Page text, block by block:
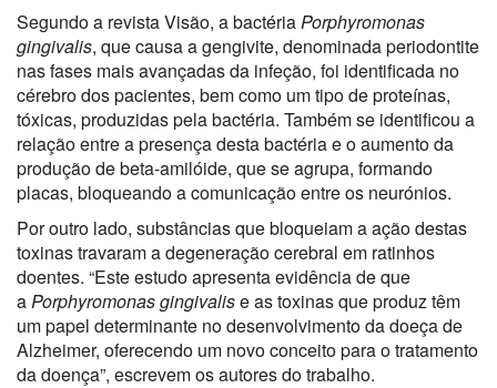
Segundo a revista Visão, a bactériaPorphyromonas
gingivalis, que causa a gengivite, denominada periodontite
nas fases mais avançadas da infeção, foi identificada no
cérebro dos pacientes, bem como um tipo de proteínas,
tóxicas, produzidas pela bactéria. Também se identificou a
relação entre a presença desta bactéria e o aumento da
produção de beta-amilóide, que se agrupa, formando
placas, bloqueando a comunicação entre os neurónios.
Por outro lado, substâncias que bloqueiam a ação destas
toxinas travaram a degeneração cerebral em ratinhos
doentes. “Este estudo apresenta evidência de que
aPorphyromonas gingivalise as toxinas que produz têm
um papel determinante no desenvolvimento da doeça de
Alzheimer, oferecendo um novo conceito para o tratamento
da doença”, escrevem os autores do trabalho.